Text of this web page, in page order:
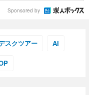
Sponsored by
スクツアー AI